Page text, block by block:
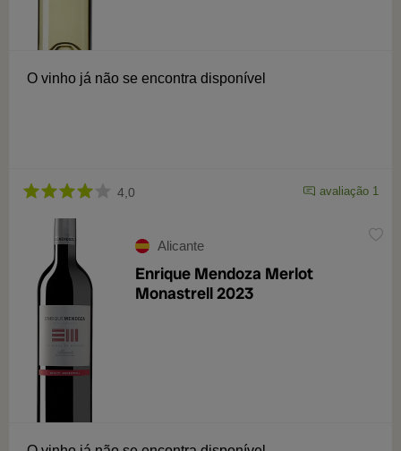
O vinho já não se encontra disponível
4,0 avaliação 1
Alicante
Enrique Mendoza Merlot
Monastrell 2023